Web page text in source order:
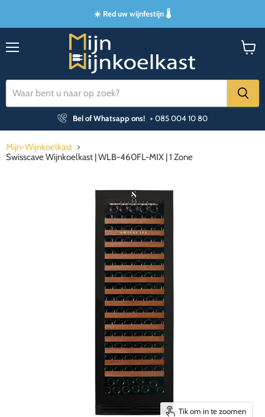
☀️ Red uw wijnfestijn 🌡️
Bel of Whatsapp ons! + 085 004 10 80
Mijn-Wijnkoelkast
Swisscave Wijnkoelkast | WLB-460FL-MIX | 1 Zone
Tik om in te zoomen